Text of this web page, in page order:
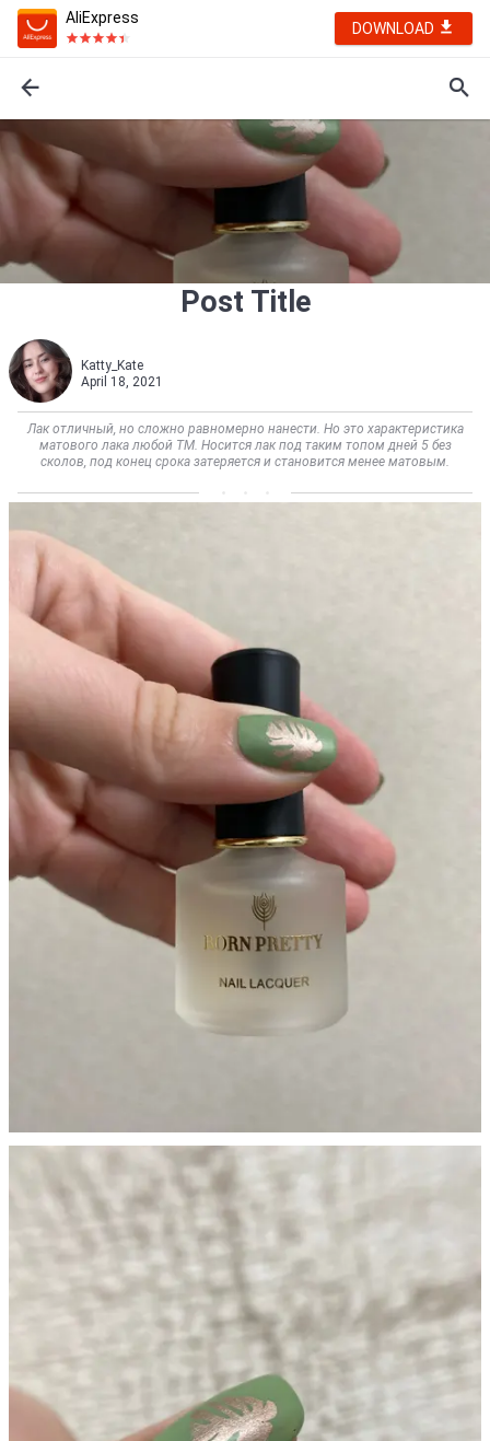
AliExpress
DOWNLOAD
Post Title
Katty_Kate
April 18, 2021
Лак отличный, но сложно равномерно нанести. Но это характеристика
матового лака любой ТМ. Носится лак под таким топом дней 5 без
сколов, под конец срока затеряется и становится менее матовым.